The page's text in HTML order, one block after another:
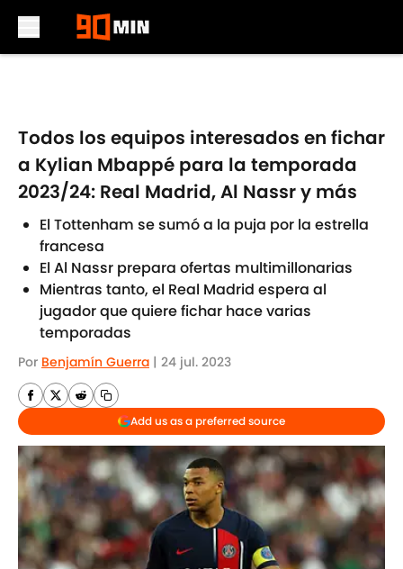
Todos los equipos interesados en fichar
a Kylian Mbappé para la temporada
2023/24: Real Madrid, Al Nassr y más
El Tottenham se sumó a la puja por la estrella
francesa
El Al Nassr prepara ofertas multimillonarias
Mientras tanto, el Real Madrid espera al
jugador que quiere fichar hace varias
temporadas
Por Benjamín Guerra | 24 jul. 2023
Add us as a preferred source